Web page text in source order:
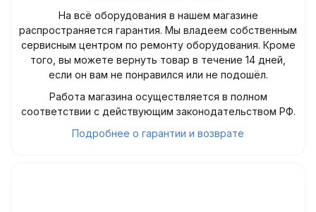
На всё оборудования в нашем магазине
распространяется гарантия. Мы владеем собственным
сервисным центром по ремонту оборудования. Кроме
того, вы можете вернуть товар в течение 14 дней,
если он вам не понравился или не подошёл.
Работа магазина осуществляется в полном
соответствии с действующим законодательством РФ.
Подробнее о гарантии и возврате